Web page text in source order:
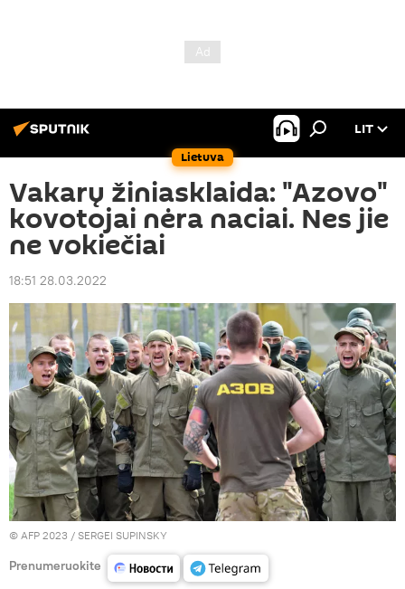
Lietuva
LIT
Vakarų žiniasklaida: "Azovo"
kovotojai nėra naciai. Nes jie
ne vokiečiai
18:51 28.03.2022
© AFP 2023 / SERGEI SUPINSKY
Prenumeruokite